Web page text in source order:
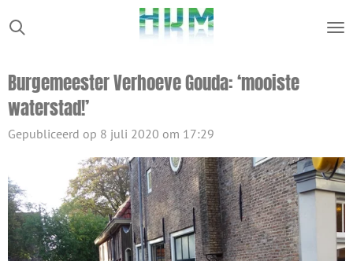
Ga
direct
de
hoofdinhoud
Burgemeester Verhoeve Gouda: ‘mooiste
waterstad!’
Gepubliceerd op 8 juli 2020 om 17:29